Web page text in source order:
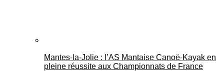
Mantes-la-Jolie : l’AS Mantaise Canoë‑Kayak en
pleine réussite aux Championnats de France